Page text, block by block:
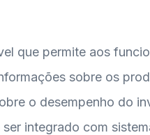
que permite aos
sobre os
o desempenho do
integrado com